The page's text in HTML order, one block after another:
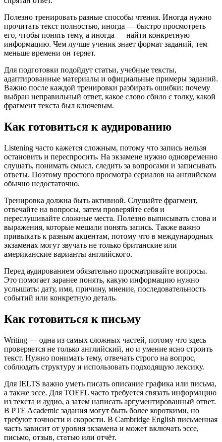
Полезно тренировать разные способы чтения. Иногда нужно
прочитать текст полностью, иногда — быстро просмотреть
его, чтобы понять тему, а иногда — найти конкретную
информацию. Чем лучше ученик знает формат заданий, тем
меньше времени он теряет.
Для подготовки подойдут статьи, учебные тексты,
адаптированные материалы и официальные примеры заданий.
Важно после каждой тренировки разбирать ошибки: почему
выбран неправильный ответ, какое слово сбило с толку, какой
фрагмент текста был ключевым.
Как готовиться к аудированию
Listening часто кажется сложным, потому что запись нельзя
остановить и переспросить. На экзамене нужно одновременно
слушать, понимать смысл, следить за вопросами и записывать
ответы. Поэтому простого просмотра сериалов на английском
обычно недостаточно.
Тренировка должна быть активной. Слушайте фрагмент,
отвечайте на вопросы, затем проверяйте себя и
переслушивайте сложные места. Полезно выписывать слова и
выражения, которые мешали понять запись. Также важно
привыкать к разным акцентам, потому что в международных
экзаменах могут звучать не только британские или
американские варианты английского.
Перед аудированием обязательно просматривайте вопросы.
Это помогает заранее понять, какую информацию нужно
услышать: дату, имя, причину, мнение, последовательность
событий или конкретную деталь.
Как готовиться к письму
Writing — одна из самых сложных частей, потому что здесь
проверяется не только английский, но и умение ясно строить
текст. Нужно понимать тему, отвечать строго на вопрос,
соблюдать структуру и использовать подходящую лексику.
Для IELTS важно уметь писать описание графика или письма,
а также эссе. Для TOEFL часто требуется связать информацию
из текста и аудио, а затем написать аргументированный ответ.
В PTE Academic задания могут быть более короткими, но
требуют точности и скорости. В Cambridge English письменная
часть зависит от уровня экзамена и может включать эссе,
письмо, отзыв, статью или отчёт.